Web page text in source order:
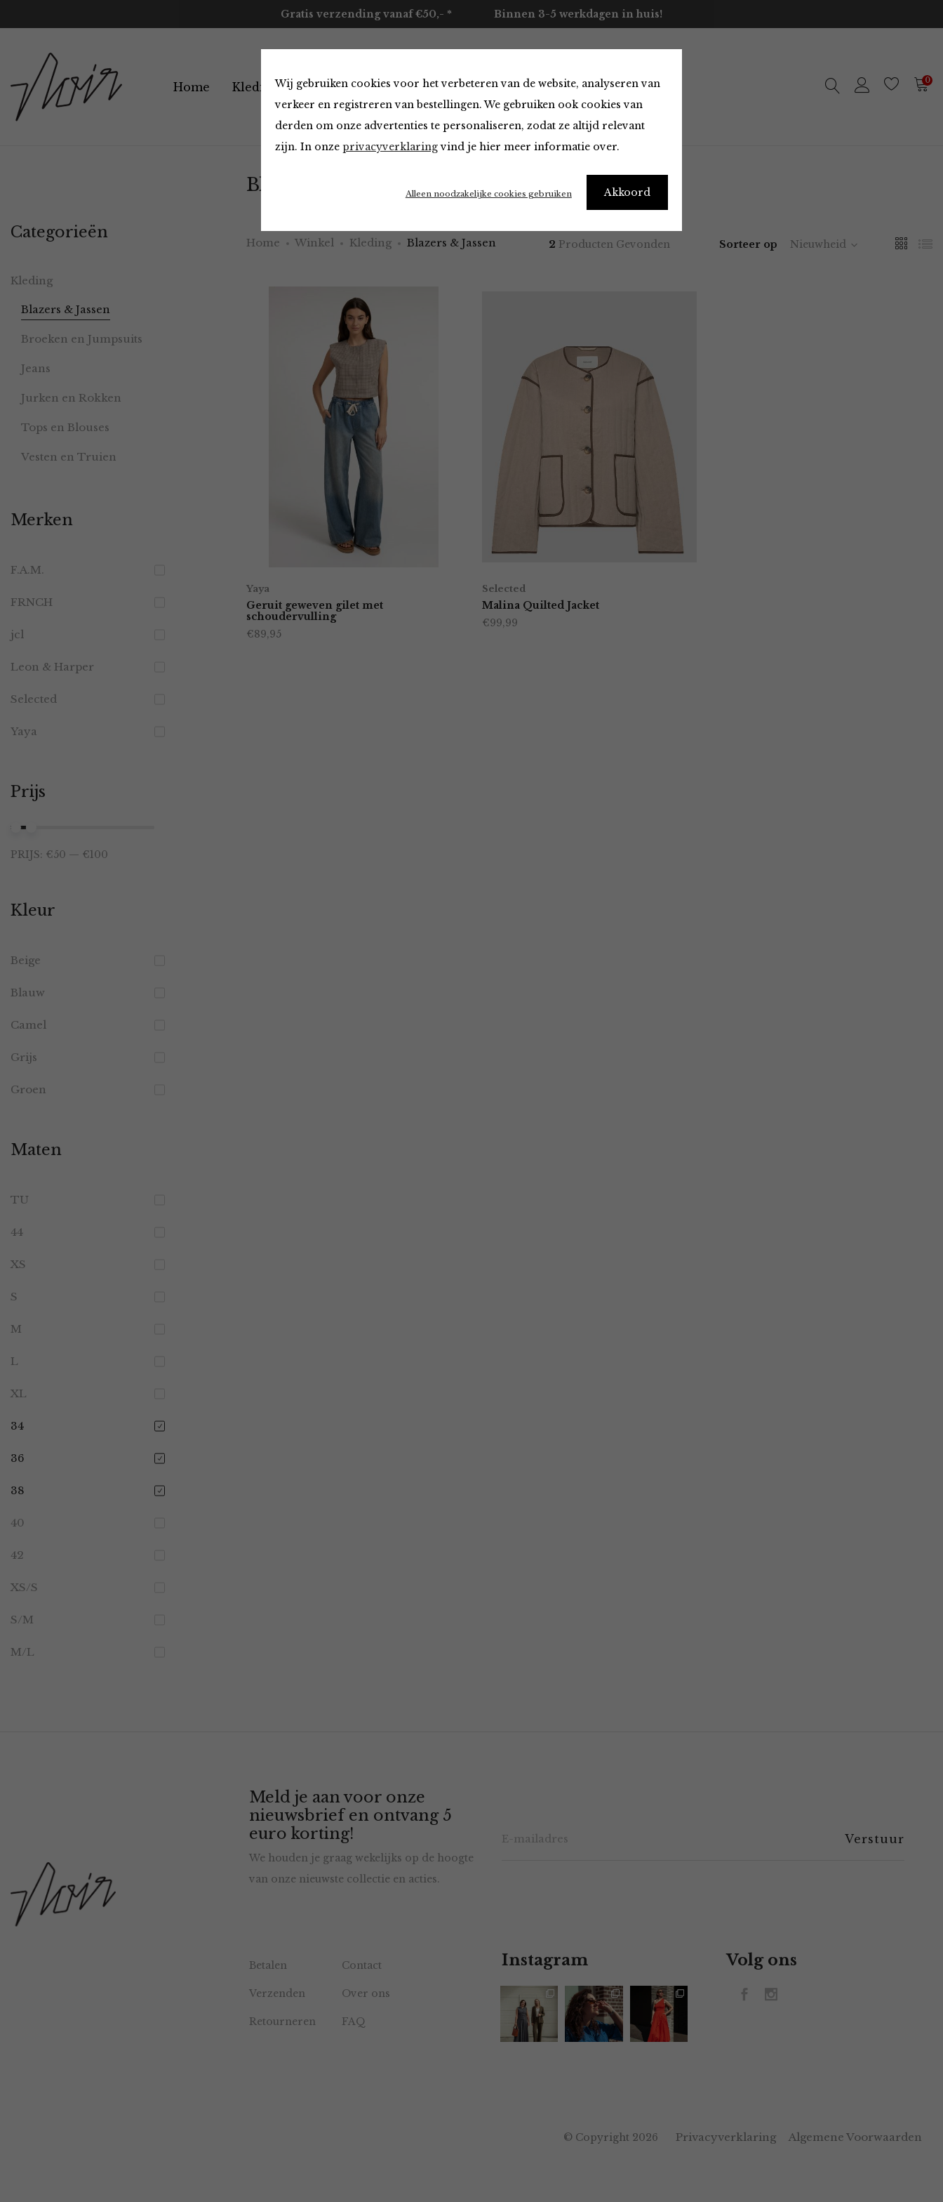
Wij gebruiken cookies voor het verbeteren van de website, analyseren van
verkeer en registreren van bestellingen. We gebruiken ook cookies van
derden om onze advertenties te personaliseren, zodat ze altijd relevant
zijn. In onze privacyverklaringvind je hier meer informatie over.
Akkoord
Alleen noodzakelijke cookies gebruiken
Gratis verzending vanaf €50,- * Binnen 3-5 werkdagen in huis!
Home Kleding Accessoires Merken Over ons Contact 0
Blazers & Jassen
Home Winkel Kleding Blazers & Jassen 2 Producten Gevonden Sorteer op Nieuwheid
Yaya
Geruit geweven gilet met
schoudervulling
€89,95
Selected
Malina Quilted Jacket
€99,99
Categorieën
Kleding
Blazers & Jassen
Broeken en Jumpsuits
Jeans
Jurken en Rokken
Tops en Blouses
Vesten en Truien
Merken
F.A.M.
FRNCH
jcl
Leon & Harper
Selected
Yaya
Prijs
PRIJS: €50 — €100
Kleur
Beige
Blauw
Camel
Grijs
Groen
Maten
TU
44
XS
S
M
L
XL
34
36
38
40
42
XS/S
S/M
M/L
Meld je aan voor onze
nieuwsbrief en ontvang 5
euro korting!
We houden je graag wekelijks op de hoogte
van onze nieuwste collectie en acties.
Betalen Contact
Verzenden Over ons
Retourneren FAQ
Instagram Volg ons
© Copyright 2026 Privacyverklaring Algemene Voorwaarden